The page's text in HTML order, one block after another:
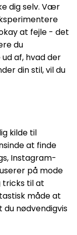
dig selv. Vær
at fejle - det
du
af, hvad der
din stil, vil du
kilde til
at finde
Instagram-
på mode
tricks til at
måde at
du nødvendigvis